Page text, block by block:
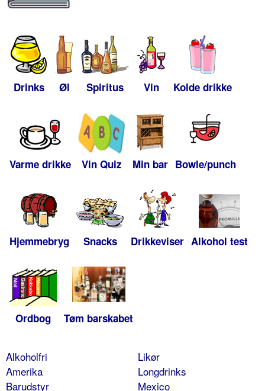
Drinks Øl Spiritus Vin Kolde drikke
Varme drikke Vin Quiz Min bar Bowle/punch
Hjemmebryg Snacks Drikkeviser Alkohol test
Ordbog Tøm barskabet
Alkoholfri
Amerika
Barudstyr
Likør
Longdrinks
Mexico